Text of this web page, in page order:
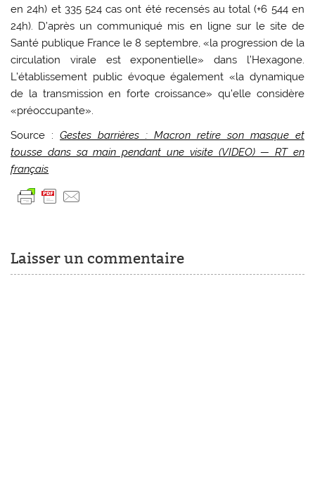
en 24h) et 335 524 cas ont été recensés au total (+6 544 en
24h). D’après un communiqué mis en ligne sur le site de
Santé publique France le 8 septembre, «la progression de la
circulation virale est exponentielle» dans l’Hexagone.
L’établissement public évoque également «la dynamique
de la transmission en forte croissance» qu’elle considère
«préoccupante».
Source :Gestes barrières : Macron retire son masque et
tousse dans sa main pendant une visite (VIDEO) — RT en
français
Laisser un commentaire